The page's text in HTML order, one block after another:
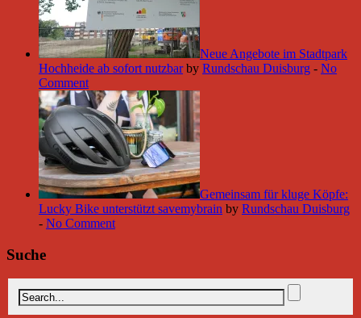
Neue Angebote im Stadtpark
Hochheide ab sofort nutzbar by Rundschau Duisburg - No
Comment
Gemeinsam für kluge Köpfe:
Lucky Bike unterstützt savemybrain by Rundschau Duisburg
- No Comment
Suche